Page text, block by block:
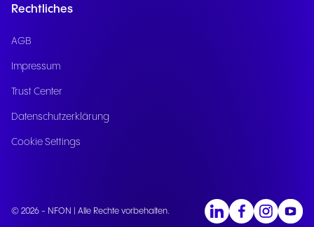
Rechtliches
AGB
Impressum
Trust Center
Datenschutzerklärung
Cookie Settings
© 2026 - NFON | Alle Rechte vorbehalten.